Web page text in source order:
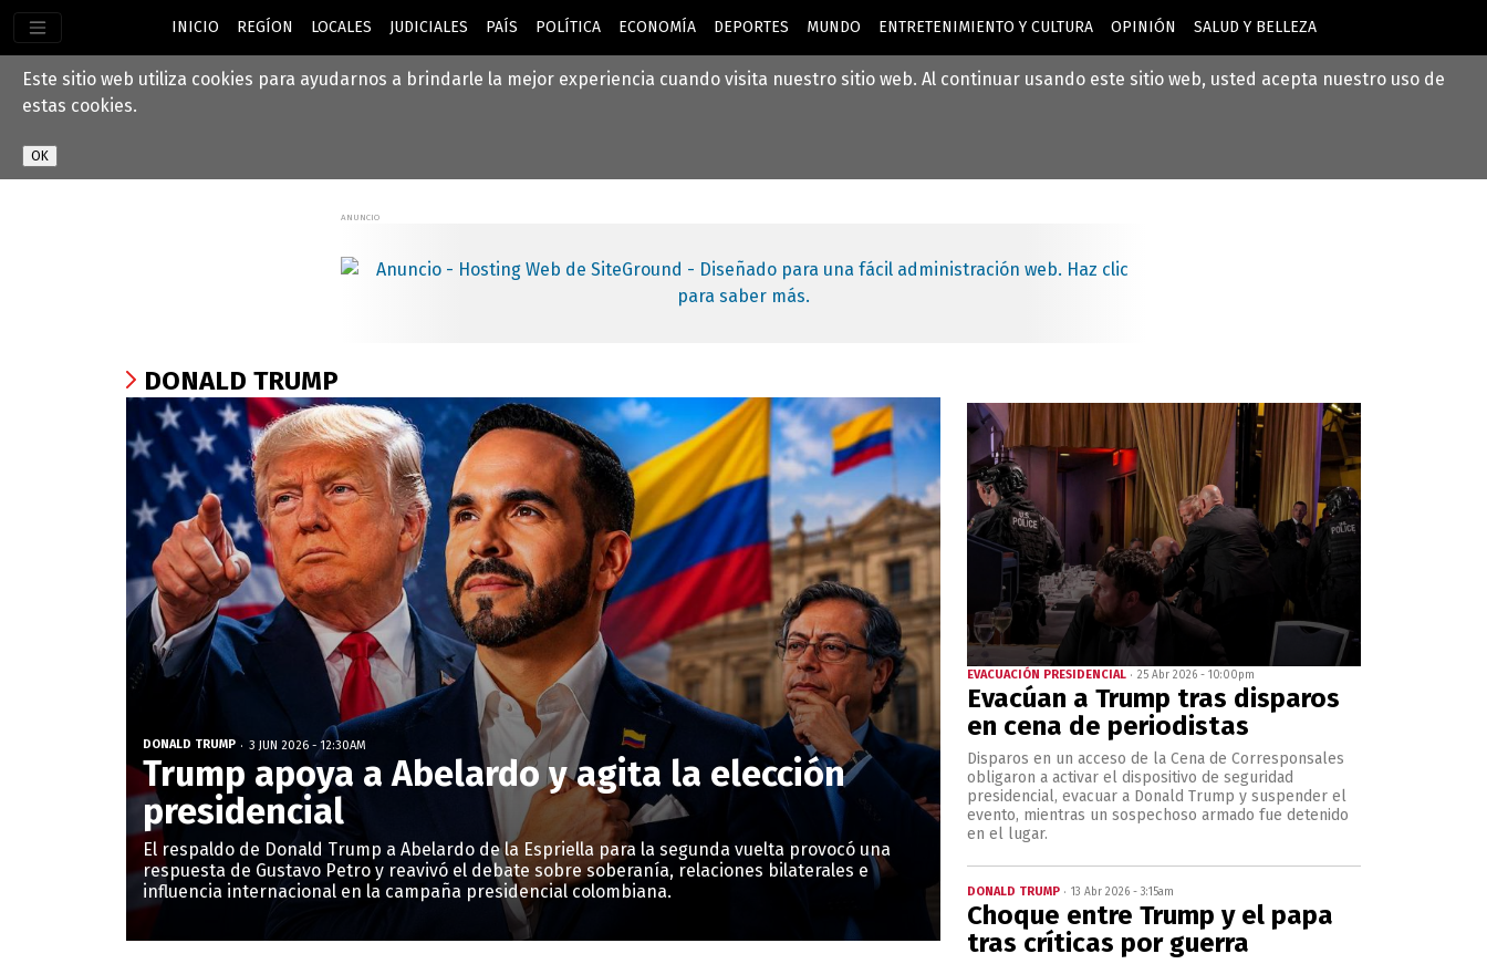
Este sitio web utiliza cookies para ayudarnos a brindarle la mejor experiencia cuando visita nuestro sitio web. Al continuar usando este sitio web, usted acepta nuestro uso de
estas cookies.
INICIO REGÍON LOCALES JUDICIALES PAÍS POLÍTICA ECONOMÍA DEPORTES MUNDO ENTRETENIMIENTO Y CULTURA OPINIÓN SALUD Y BELLEZA
DONALD TRUMP
DONALD TRUMP 3 JUN 2026 - 12:30AM
Trump apoya a Abelardo y agita la elección
presidencial
El respaldo de Donald Trump a Abelardo de la Espriella para la segunda vuelta provocó una
respuesta de Gustavo Petro y reavivó el debate sobre soberanía, relaciones bilaterales e
influencia internacional en la campaña presidencial colombiana.
EVACUACIÓN PRESIDENCIAL 25 Abr 2026 - 10:00pm
Evacúan a Trump tras disparos
en cena de periodistas
Disparos en un acceso de la Cena de Corresponsales
obligaron a activar el dispositivo de seguridad
presidencial, evacuar a Donald Trump y suspender el
evento, mientras un sospechoso armado fue detenido
en el lugar.
DONALD TRUMP 13 Abr 2026 - 3:15am
Choque entre Trump y el papa
tras críticas por guerra